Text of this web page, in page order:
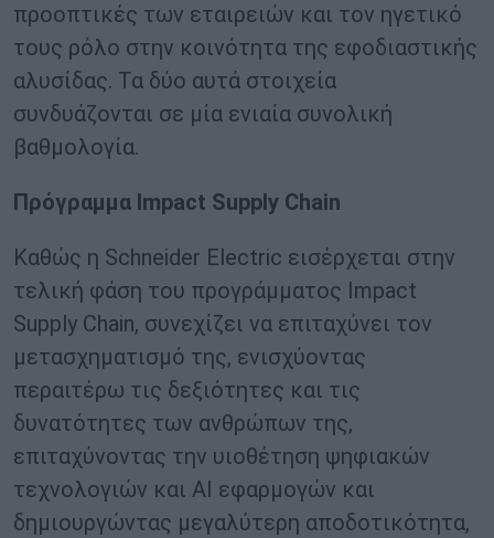
προοπτικές των εταιρειών και τον ηγετικό
τους ρόλο στην κοινότητα της εφοδιαστικής
αλυσίδας. Τα δύο αυτά στοιχεία
συνδυάζονται σε μία ενιαία συνολική
βαθμολογία.
Πρόγραμμα Impact Supply Chain
Καθώς η Schneider Electric εισέρχεται στην
τελική φάση του προγράμματος Impact
Supply Chain, συνεχίζει να επιταχύνει τον
μετασχηματισμό της, ενισχύοντας
περαιτέρω τις δεξιότητες και τις
δυνατότητες των ανθρώπων της,
επιταχύνοντας την υιοθέτηση ψηφιακών
τεχνολογιών και AI εφαρμογών και
δημιουργώντας μεγαλύτερη αποδοτικότητα,